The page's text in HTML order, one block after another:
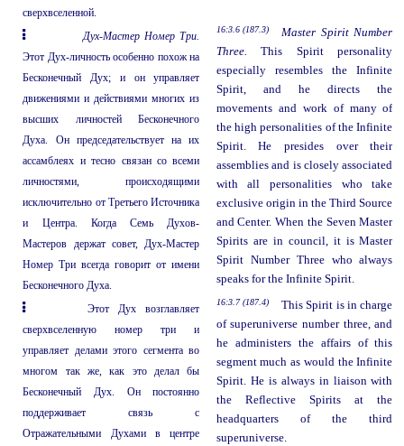
сверхвселенной.
Дух-Мастер Номер Три.
Этот Дух-личность особенно похож на
Бесконечный Дух; и он управляет
движениями и действиями многих из
высших личностей Бесконечного
Духа. Он председательствует на их
ассамблеях и тесно связан со всеми
личностями, происходящими
исключительно от Третьего Источника
и Центра. Когда Семь Духов-
Мастеров держат совет, Дух-Мастер
Номер Три всегда говорит от имени
Бесконечного Духа.
16:3.6 (187.3)
Master Spirit Number
Three. This Spirit personality
especially resembles the Infinite
Spirit, and he directs the
movements and work of many of
the high personalities of the Infinite
Spirit. He presides over their
assemblies and is closely associated
with all personalities who take
exclusive origin in the Third Source
and Center. When the Seven Master
Spirits are in council, it is Master
Spirit Number Three who always
speaks for the Infinite Spirit.
Этот Дух возглавляет
сверхвселенную номер три и
управляет делами этого сегмента во
многом так же, как это делал бы
Бесконечный Дух. Он постоянно
поддерживает связь с
Отражательными Духами в центре
16:3.7 (187.4)
This Spirit is in charge
of superuniverse number three, and
he administers the affairs of this
segment much as would the Infinite
Spirit. He is always in liaison with
the Reflective Spirits at the
headquarters of the third
superuniverse.